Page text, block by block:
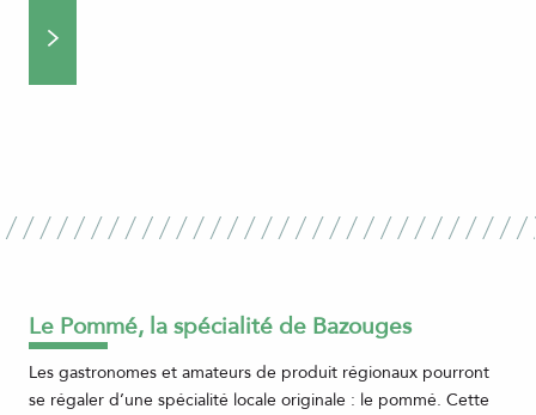
Le Pommé, la spécialité de Bazouges
Les gastronomes et amateurs de produit régionaux pourront
se régaler d’une spécialité locale originale : le pommé. Cette